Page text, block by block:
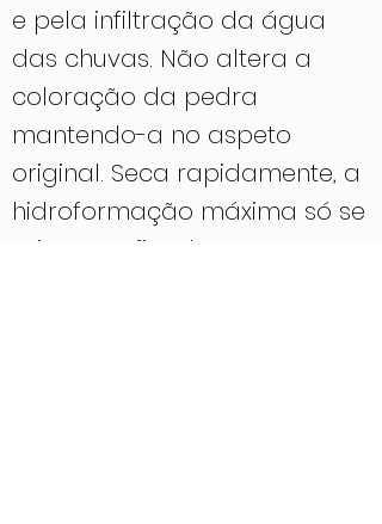
e pela infiltração da água
das chuvas. Não altera a
coloração da pedra
mantendo-a no aspeto
original. Seca rapidamente, a
hidroformação máxima só se
atinge ao fim de uma